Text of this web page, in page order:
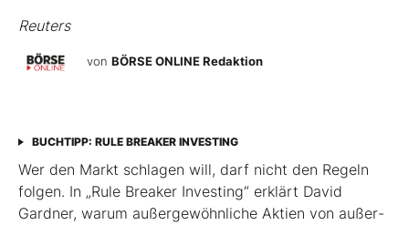
Reuters
von BÖRSE ONLINE Redaktion
BUCHTIPP: RULE BREAKER INVESTING
Wer den Markt schlagen will, darf nicht den Regeln
folgen. In „Rule Breaker Investing“ erklärt David
Gardner, warum außergewöhnliche Aktien von außer­